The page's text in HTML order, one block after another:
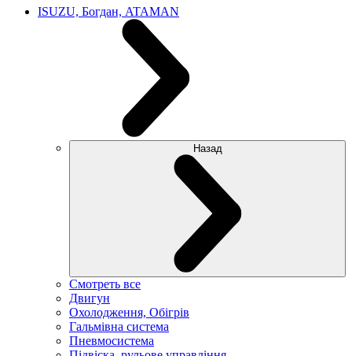
ISUZU, Богдан, ATAMAN
Назад
Смотреть все
Двигун
Охолодження, Обігрів
Гальмівна система
Пневмосистема